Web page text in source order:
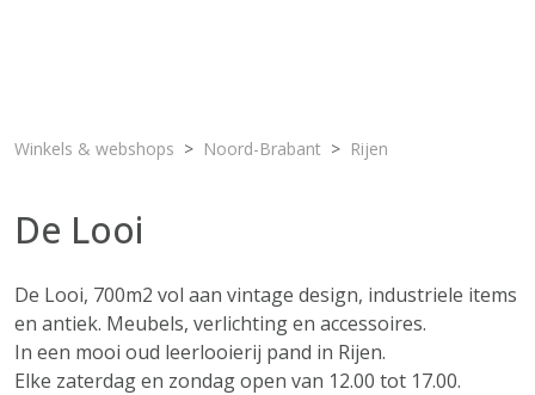
Winkels & webshops Noord-Brabant Rijen
De Looi
De Looi, 700m2 vol aan vintage design, industriele items
en antiek. Meubels, verlichting en accessoires.
In een mooi oud leerlooierij pand in Rijen.
Elke zaterdag en zondag open van 12.00 tot 17.00.